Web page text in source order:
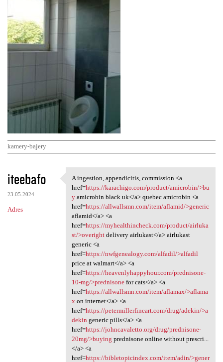
kamery-bajery
K
o
m
e
iteebafo
23.05.2024
Adres
A ingestion, appendicitis,
A ingestion, appendicitis, commission <a
href=https://karachigo.com/product/amicrobin/>bu
yamicrobin black uk</a> quebec amicrobin <a
href=https://allwallsmn.com/item/aflamid/>generic
aflamid</a> <a
href=https://myhealthincheck.com/product/airluka
st/>overightdelivery airlukast</a> airlukast
generic <a
href=https://nwfgenealogy.com/alfadil/>alfadil
price at walmart</a> <a
href=https://heavenlyhappyhour.com/prednisone-
10-mg/>prednisonefor cats</a> <a
href=https://allwallsmn.com/item/aflamax/>aflama
x on internet</a> <a
href=https://petermillerfineart.com/drug/adekin/>a
dekin generic pills</a> <a
href=https://johncavaletto.org/drug/prednisone-
20mg/>buying prednisone online without prescri...
</a> <a
href=https://bibletopicindex.com/item/adin/>gener